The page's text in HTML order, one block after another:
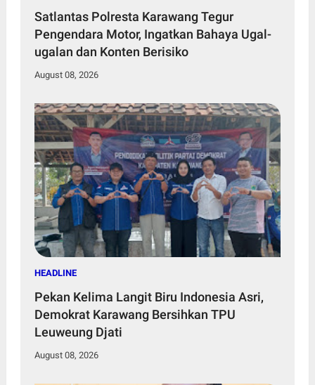
Satlantas Polresta Karawang Tegur
Pengendara Motor, Ingatkan Bahaya Ugal-
ugalan dan Konten Berisiko
August 08, 2026
HEADLINE
Pekan Kelima Langit Biru Indonesia Asri,
Demokrat Karawang Bersihkan TPU
Leuweung Djati
August 08, 2026